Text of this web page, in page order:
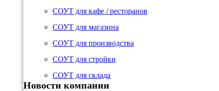
СОУТ для кафе / ресторанов
СОУТ для магазина
СОУТ для производства
СОУТ для стройки
СОУТ для склада
Новости компании